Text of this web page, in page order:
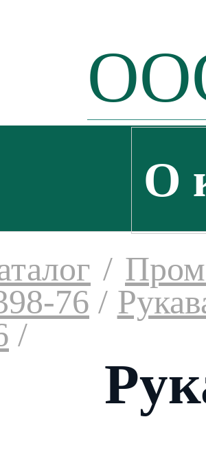
О
/
76 /
/